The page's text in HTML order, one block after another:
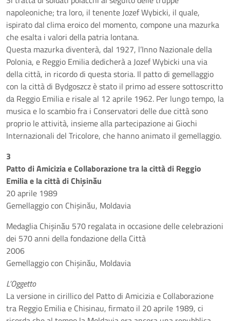
napoleoniche; tra loro, il tenente Jozef Wybicki, il quale,
ispirato dal clima eroico del momento, compone una mazurka
che esalta i valori della patria lontana.
Questa mazurka diventerà, dal 1927, l’Inno Nazionale della
Polonia, e Reggio Emilia dedicherà a Jozef Wybicki una via
della città, in ricordo di questa storia. Il patto di gemellaggio
con la città di Bydgoszcz è stato il primo ad essere sottoscritto
da Reggio Emilia e risale al 12 aprile 1962. Per lungo tempo, la
musica e lo scambio fra i Conservatori delle due città sono
proprio le attività, insieme alla partecipazione ai Giochi
Internazionali del Tricolore, che hanno animato il gemellaggio.
3
Patto di Amicizia e Collaborazione tra la città di Reggio
Emilia e la città di Chișinău
20 aprile 1989
Gemellaggio con Chișinău, Moldavia
Medaglia Chișinău 570 regalata in occasione delle celebrazioni
dei 570 anni della fondazione della Città
2006
Gemellaggio con Chișinău, Moldavia
L’Oggetto
La versione in cirillico del Patto di Amicizia e Collaborazione
tra Reggio Emilia e Chisinau, firmato il 20 aprile 1989, ci